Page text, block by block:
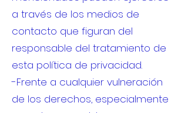
a través de los medios de
contacto que figuran del
responsable del tratamiento de
esta política de privacidad.
-Frente a cualquier vulneración
de los derechos, especialmente